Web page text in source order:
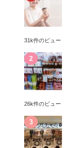
31k件のビュー
26k件のビュー